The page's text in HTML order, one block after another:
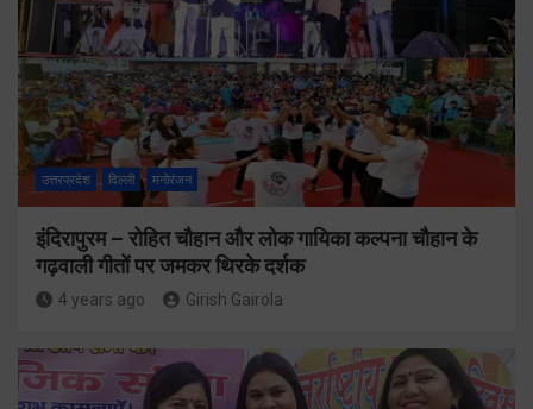
उत्तरप्रदेश दिल्ली मनोरंजन
इंदिरापुरम – रोहित चौहान और लोक गायिका कल्पना चौहान के
गढ़वाली गीतों पर जमकर थिरके दर्शक
4 years ago Girish Gairola